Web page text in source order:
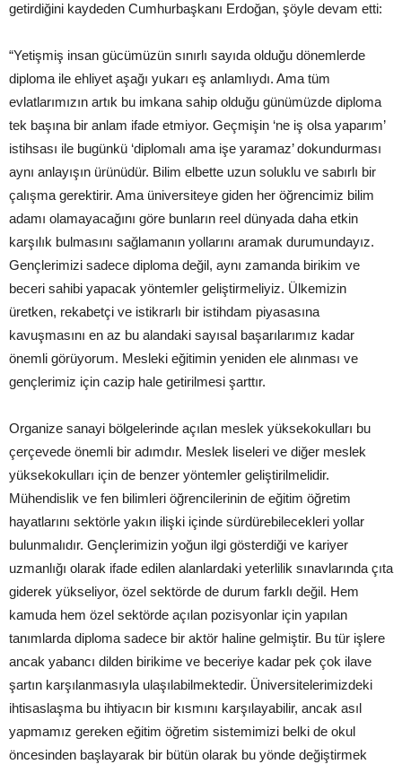
getirdiğini kaydeden Cumhurbaşkanı Erdoğan, şöyle devam etti:
“Yetişmiş insan gücümüzün sınırlı sayıda olduğu dönemlerde
diploma ile ehliyet aşağı yukarı eş anlamlıydı. Ama tüm
evlatlarımızın artık bu imkana sahip olduğu günümüzde diploma
tek başına bir anlam ifade etmiyor. Geçmişin ‘ne iş olsa yaparım’
istihsası ile bugünkü ‘diplomalı ama işe yaramaz’ dokundurması
aynı anlayışın ürünüdür. Bilim elbette uzun soluklu ve sabırlı bir
çalışma gerektirir. Ama üniversiteye giden her öğrencimiz bilim
adamı olamayacağını göre bunların reel dünyada daha etkin
karşılık bulmasını sağlamanın yollarını aramak durumundayız.
Gençlerimizi sadece diploma değil, aynı zamanda birikim ve
beceri sahibi yapacak yöntemler geliştirmeliyiz. Ülkemizin
üretken, rekabetçi ve istikrarlı bir istihdam piyasasına
kavuşmasını en az bu alandaki sayısal başarılarımız kadar
önemli görüyorum. Mesleki eğitimin yeniden ele alınması ve
gençlerimiz için cazip hale getirilmesi şarttır.
Organize sanayi bölgelerinde açılan meslek yüksekokulları bu
çerçevede önemli bir adımdır. Meslek liseleri ve diğer meslek
yüksekokulları için de benzer yöntemler geliştirilmelidir.
Mühendislik ve fen bilimleri öğrencilerinin de eğitim öğretim
hayatlarını sektörle yakın ilişki içinde sürdürebilecekleri yollar
bulunmalıdır. Gençlerimizin yoğun ilgi gösterdiği ve kariyer
uzmanlığı olarak ifade edilen alanlardaki yeterlilik sınavlarında çıta
giderek yükseliyor, özel sektörde de durum farklı değil. Hem
kamuda hem özel sektörde açılan pozisyonlar için yapılan
tanımlarda diploma sadece bir aktör haline gelmiştir. Bu tür işlere
ancak yabancı dilden birikime ve beceriye kadar pek çok ilave
şartın karşılanmasıyla ulaşılabilmektedir. Üniversitelerimizdeki
ihtisaslaşma bu ihtiyacın bir kısmını karşılayabilir, ancak asıl
yapmamız gereken eğitim öğretim sistemimizi belki de okul
öncesinden başlayarak bir bütün olarak bu yönde değiştirmek